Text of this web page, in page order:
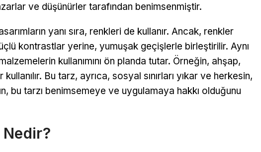
ve düşünürler tarafından benimsenmiştir.
yanı sıra, renkleri de kullanır. Ancak, renkler
kontrastlar yerine, yumuşak geçişlerle birleştirilir. Aynı
kullanımını ön planda tutar. Örneğin, ahşap,
Bu tarz, ayrıca, sosyal sınırları yıkar ve herkesin,
bu tarzı benimsemeye ve uygulamaya hakkı olduğunu
Nedir?